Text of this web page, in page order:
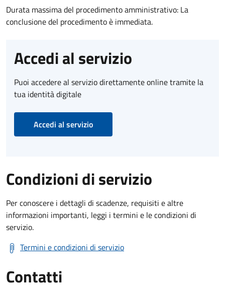
Durata massima del procedimento amministrativo: La
conclusione del procedimento è immediata.
Accedi al servizio
Puoi accedere al servizio direttamente online tramite la
tua identità digitale
Accedi al servizio
Condizioni di servizio
Per conoscere i dettagli di scadenze, requisiti e altre
informazioni importanti, leggi i termini e le condizioni di
servizio.
Termini e condizioni di servizio
Contatti